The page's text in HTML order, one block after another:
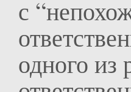
с
одного из